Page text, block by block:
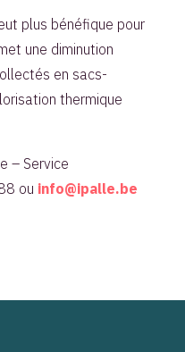
plus bénéfique pour
une diminution
en sacs-
thermique
– Service
ou info@ipalle.be